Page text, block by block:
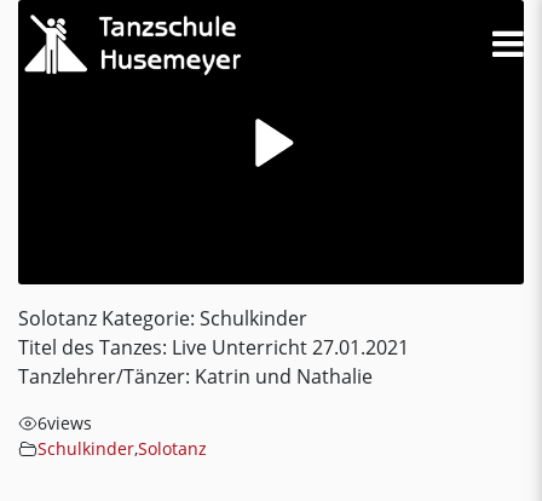
Solotanz Kategorie: Schulkinder
Titel des Tanzes: Live Unterricht 27.01.2021
Tanzlehrer/Tänzer: Katrin und Nathalie
6views
Schulkinder,Solotanz